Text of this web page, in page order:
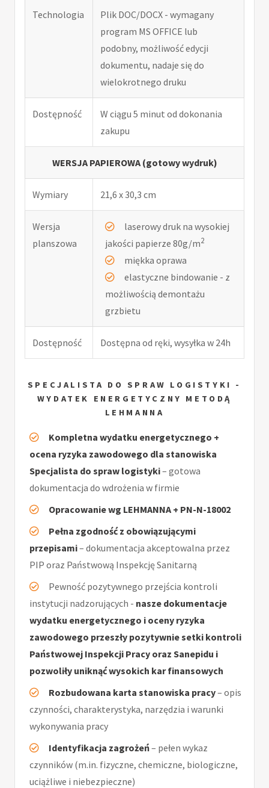
Technologia
Plik DOC/DOCX - wymagany
program MS OFFICE lub
podobny, możliwość edycji
dokumentu, nadaje się do
wielokrotnego druku
Dostępność
W ciągu 5 minut od dokonania
zakupu
WERSJA PAPIEROWA (gotowy wydruk)
Wymiary 21,6 x 30,3 cm
Wersja
planszowa
laserowy druk na wysokiej
jakości papierze 80g/m2
miękka oprawa
elastyczne bindowanie - z
możliwością demontażu
grzbietu
Dostępność Dostępna od ręki, wysyłka w 24h
SPECJALISTA DO SPRAW LOGISTYKI -
WYDATEK ENERGETYCZNY METODĄ
LEHMANNA
Kompletna wydatku energetycznego +
ocena ryzyka zawodowego dla stanowiska
Specjalista do spraw logistyki– gotowa
dokumentacja do wdrożenia w firmie
Opracowanie wg LEHMANNA + PN-N-18002
Pełna zgodność z obowiązującymi
przepisami– dokumentacja akceptowalna przez
PIP oraz Państwową Inspekcję Sanitarną
Pewność pozytywnego przejścia kontroli
instytucji nadzorujących - nasze dokumentacje
wydatku energetycznego i oceny ryzyka
zawodowego przeszły pozytywnie setki kontroli
Państwowej Inspekcji Pracy oraz Sanepidu i
pozwoliły uniknąć wysokich kar finansowych
Rozbudowana karta stanowiska pracy– opis
czynności, charakterystyka, narzędzia i warunki
wykonywania pracy
Identyfikacja zagrożeń– pełen wykaz
czynników (m.in. fizyczne, chemiczne, biologiczne,
uciążliwe i niebezpieczne)